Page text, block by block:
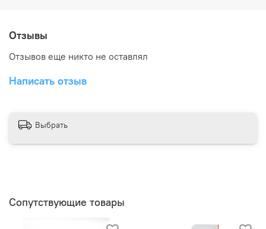
Отзывы
Отзывов еще никто не оставлял
Написать отзыв
Выбрать
Сопутствующие товары